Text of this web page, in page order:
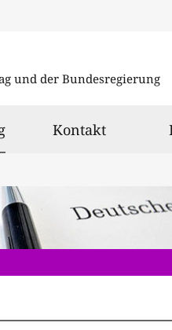
und der Bundesregierung
ausgewählt
Kontakt